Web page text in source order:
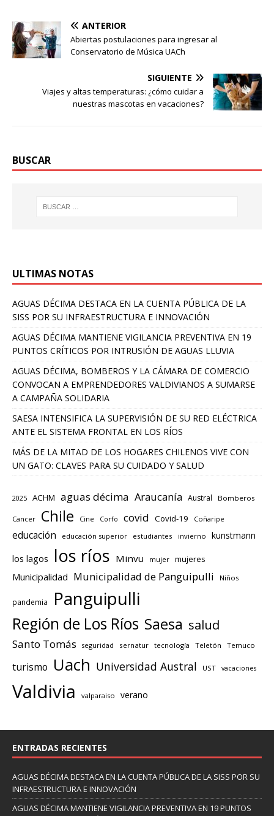
ANTERIOR
Abiertas postulaciones para ingresar al
Conservatorio de Música UACh
SIGUIENTE
Viajes y altas temperaturas: ¿cómo cuidar a
nuestras mascotas en vacaciones?
BUSCAR
ULTIMAS NOTAS
AGUAS DÉCIMA DESTACA EN LA CUENTA PÚBLICA DE LA
SISS POR SU INFRAESTRUCTURA E INNOVACIÓN
AGUAS DÉCIMA MANTIENE VIGILANCIA PREVENTIVA EN 19
PUNTOS CRÍTICOS POR INTRUSIÓN DE AGUAS LLUVIA
AGUAS DÉCIMA, BOMBEROS Y LA CÁMARA DE COMERCIO
CONVOCAN A EMPRENDEDORES VALDIVIANOS A SUMARSE
A CAMPAÑA SOLIDARIA
SAESA INTENSIFICA LA SUPERVISIÓN DE SU RED ELÉCTRICA
ANTE EL SISTEMA FRONTAL EN LOS RÍOS
MÁS DE LA MITAD DE LOS HOGARES CHILENOS VIVE CON
UN GATO: CLAVES PARA SU CUIDADO Y SALUD
2025 ACHM aguas décima Araucanía Austral Bomberos
Cancer Chile Cine Corfo covid Covid-19 Coñaripe
educación educación superior estudiantes invierno kunstmann
los lagos los ríos Minvu mujer mujeres
Municipalidad Municipalidad de Panguipulli Niños
pandemia Panguipulli
Región de Los Ríos Saesa salud
Santo Tomás seguridad sernatur tecnología Teletón Temuco
turismo Uach Universidad Austral UST vacaciones
Valdivia valparaiso verano
ENTRADAS RECIENTES
AGUAS DÉCIMA DESTACA EN LA CUENTA PÚBLICA DE LA SISS POR SU
INFRAESTRUCTURA E INNOVACIÓN
AGUAS DÉCIMA MANTIENE VIGILANCIA PREVENTIVA EN 19 PUNTOS